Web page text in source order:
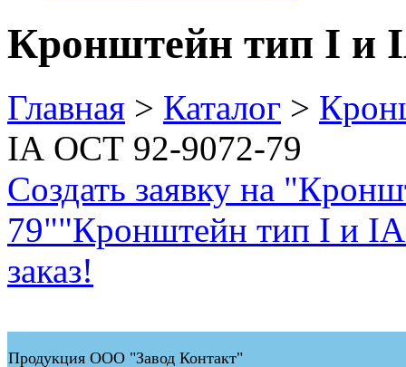
Кронштейн тип I и
Главная > Каталог >
IА ОСТ 92-9072-79
Создать заявку на
79""Кронштейн тип I и
заказ!
Продукция ООО "Завод Контакт"